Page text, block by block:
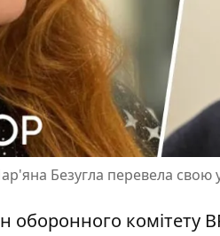
Безугла перевела свою
оборонного комітету